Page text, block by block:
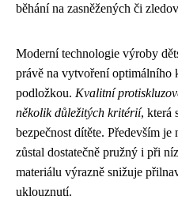
běhání na zasněžených či
Moderní technologie výroby
právě na vytvoření optimálního
podložkou. Kvalitní
několik důležitých kritérií, která
bezpečnost dítěte. Především
zůstal dostatečně pružný i při
materiálu výrazně snižuje
uklouznutí.